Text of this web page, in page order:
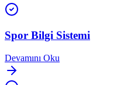
Spor Bilgi Sistemi
Devamını Oku